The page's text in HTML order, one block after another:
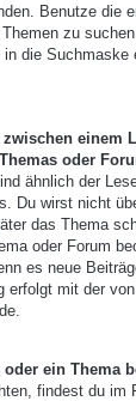
Benutze die
zu
die Suchmaske
einem
oder
ähnlich der
Du wirst nicht
das Thema
oder Forum
es neue
erfolgt mit der
ein Thema
findest du im